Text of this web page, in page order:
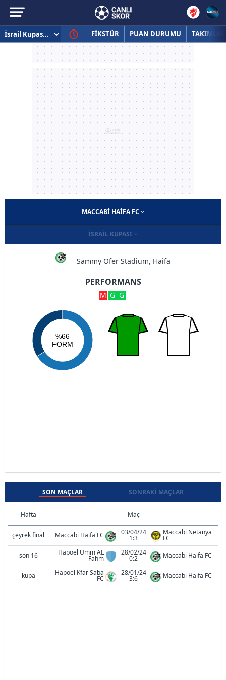
FİKSTÜR PUAN DURUMU TAKIMLAR
MACCABI HAIFA FC
İSRAIL KUPASI
Sammy Ofer Stadium, Haifa
PERFORMANS
M G G
%66
FORM
SON MAÇLAR SONRAKI MAÇLAR
Hafta Maç
çeyrek final Maccabi Haifa FC 03/04/24
1:3
Maccabi Netanya
FC
son 16
Hapoel Umm AL
Fahm
28/02/24
0:2 Maccabi Haifa FC
kupa Hapoel Kfar Saba
FC
28/01/24
3:6 Maccabi Haifa FC